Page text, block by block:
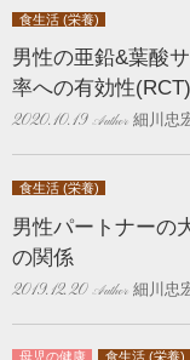
食生活 (栄養)
男性の亜鉛&葉酸
率への有効性(RCT)
2020.10.19 細川忠
食生活 (栄養)
男性パートナーの
の関係
2019.12.20 細川忠
母児の健康 食生活 (栄養)